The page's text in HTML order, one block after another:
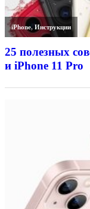
iPhone,Инструкции
25 полезных
и iPhone 11 Pro